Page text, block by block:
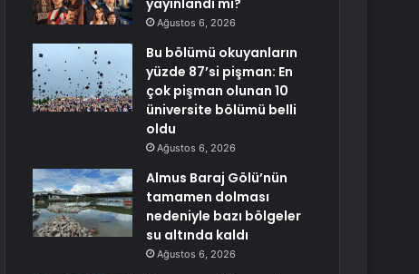
yayınlandı mı?
Ağustos 6, 2026
Bu bölümü okuyanların
yüzde 87’si pişman: En
çok pişman olunan 10
üniversite bölümü belli
oldu
Ağustos 6, 2026
Almus Baraj Gölü’nün
tamamen dolması
nedeniyle bazı bölgeler
su altında kaldı
Ağustos 6, 2026